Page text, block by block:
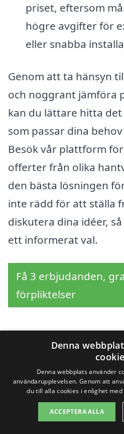
priset, eftersom
högre avgifter för
eller snabba
Genom att ta hänsyn
och noggrant jämföra
kan du lättare hitta det
som passar dina
Besök vår plattform
offerter från olika
den bästa lösningen
inte rädd för att ställa
diskutera dina idéer,
ett informerat val.
Få 3 erbjudanden,
förpliktelser
Sök efter en
stängsel i
nära Töre
Denna
Denna webbplats använder
användarupplevelsen. Genom att
du till alla cookies i enlighet
ACCEPTERA ALLA